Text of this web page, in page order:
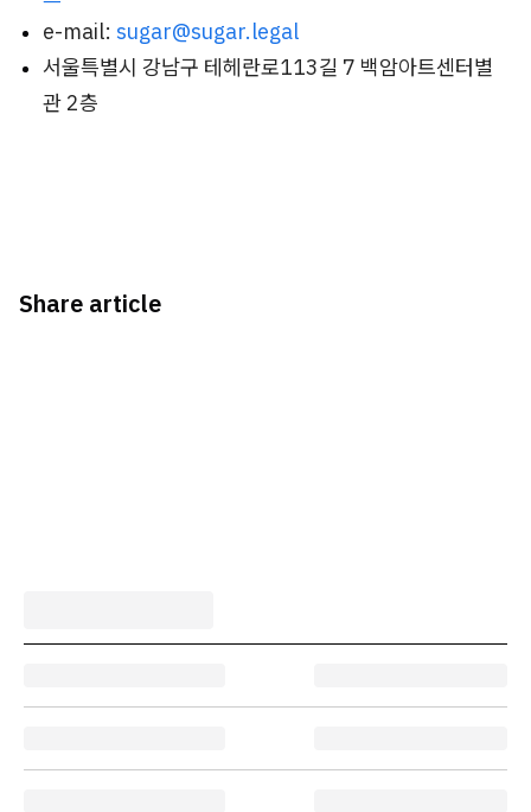
e-mail: sugar@sugar.legal
서울특별시 강남구 테헤란로113길 7 백암아트센터별
관 2층
Share article